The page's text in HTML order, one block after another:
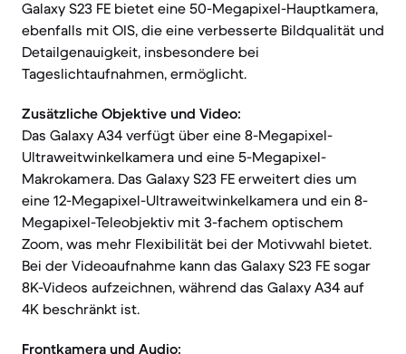
Galaxy S23 FE bietet eine 50-Megapixel-Hauptkamera,
ebenfalls mit OIS, die eine verbesserte Bildqualität und
Detailgenauigkeit, insbesondere bei
Tageslichtaufnahmen, ermöglicht.
Zusätzliche Objektive und Video:
Das Galaxy A34 verfügt über eine 8-Megapixel-
Ultraweitwinkelkamera und eine 5-Megapixel-
Makrokamera. Das Galaxy S23 FE erweitert dies um
eine 12-Megapixel-Ultraweitwinkelkamera und ein 8-
Megapixel-Teleobjektiv mit 3-fachem optischem
Zoom, was mehr Flexibilität bei der Motivwahl bietet.
Bei der Videoaufnahme kann das Galaxy S23 FE sogar
8K-Videos aufzeichnen, während das Galaxy A34 auf
4K beschränkt ist.
Frontkamera und Audio: